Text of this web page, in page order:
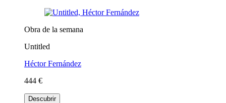
Obra de la semana
Untitled
Héctor Fernández
444 €
Descubrir